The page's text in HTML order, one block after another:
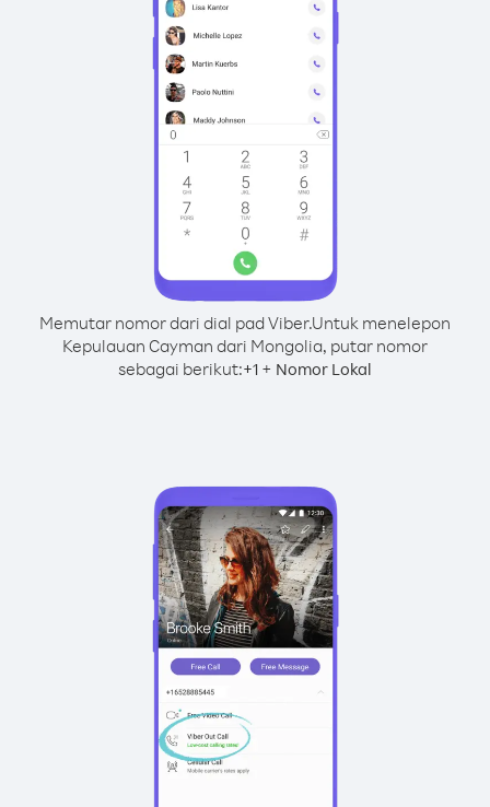
Memutar nomor dari dial pad Viber.Untuk menelepon
Kepulauan Cayman dari Mongolia, putar nomor
sebagai berikut:+1 + Nomor Lokal